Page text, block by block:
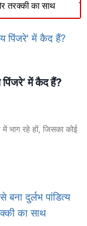
का साथ Trigrahi
में कैद हैं?
भाग रहे हों, जिसका कोई